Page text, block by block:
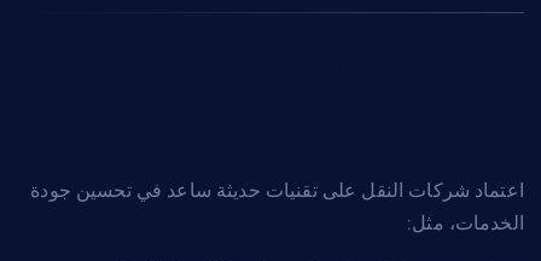
اعتماد شركات النقل على تقنيات حديثة ساعد في تحسين جودة
الخدمات، مثل: